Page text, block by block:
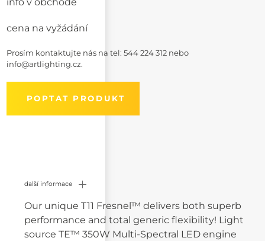
info v obchodě
cena na vyžádání
Prosím kontaktujte nás natel: 544 224 312 nebo
info@artlighting.cz.
POPTAT PRODUKT
další informace
Our unique T11 Fresnel™ delivers both superb
performance and total generic flexibility! Light
source TE™ 350W Multi-Spectral LED engine